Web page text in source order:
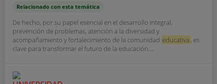
Relacionado con esta temática
De hecho, por su papel esencial en el desarrollo integral,
prevención de problemas, atención a la diversidad y
acompañamiento y fortalecimiento de la comunidad educativa , es
clave para transformar el futuro de la educación....